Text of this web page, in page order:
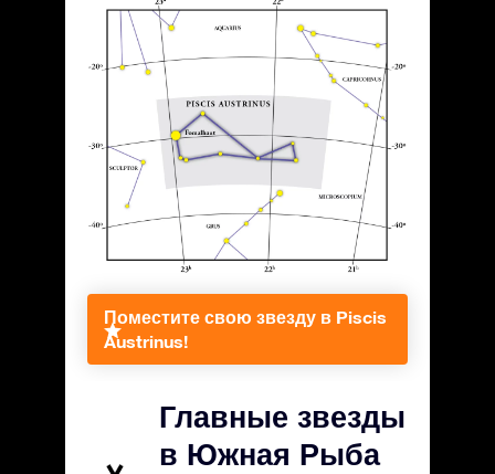
Поместите свою звезду в Piscis
Austrinus!
Главные звезды
в Южная Рыба